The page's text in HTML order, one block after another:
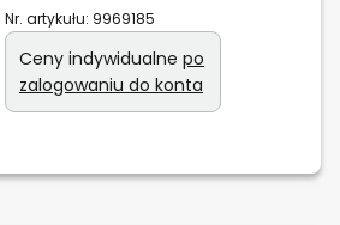
Nr. artykułu: 9969185
Ceny indywidualne po
zalogowaniu do konta